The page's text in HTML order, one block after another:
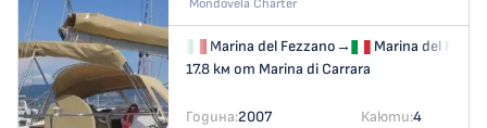
Mondovela Charter
Marina del Fezzano→
Marina del
17.8 км от Marina di Carrara
Година:2007 Каюти:4